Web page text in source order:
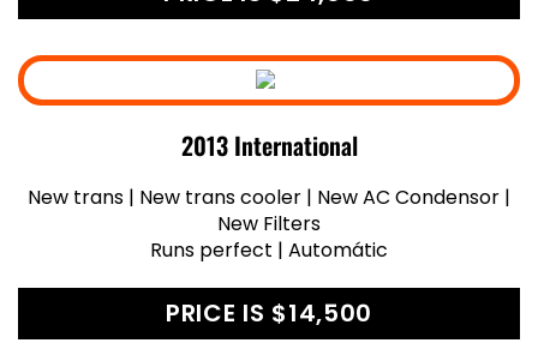
2013 International
New trans | New trans cooler | New AC Condensor |
New Filters
Runs perfect | Automátic
PRICE IS $14,500